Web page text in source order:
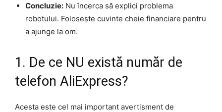
Concluzie: Nu încerca să explici problema
robotului. Folosește cuvinte cheie financiare pentru
a ajunge la om.
1. De ce NU există număr de
telefon AliExpress?
Acesta este cel mai important avertisment de